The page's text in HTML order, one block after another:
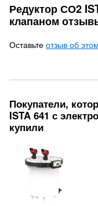
Редуктор СО2
клапаном
Оставьте отзыв об
Покупатели,
ISTA 641 с
купили